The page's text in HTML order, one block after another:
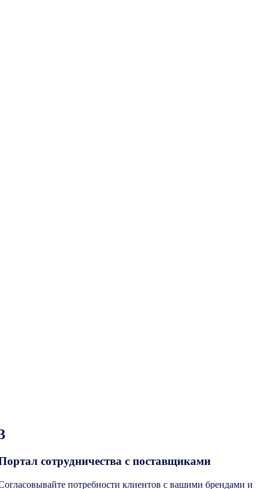
сотрудничества с поставщиками
потребности клиентов с вашими брендами и